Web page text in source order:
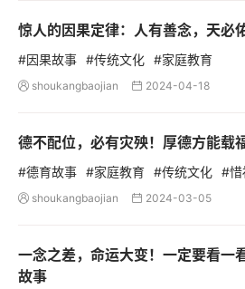
惊人的因果定律：人有善念，天必
#因果故事 #传统文化 #家庭教育
 shoukangbaojian  2024-04-18
德不配位，必有灾殃！厚德方能载
#德育故事 #家庭教育 #传统文化 #惜
 shoukangbaojian  2024-03-05
一念之差，命运大变！一定要看一
故事